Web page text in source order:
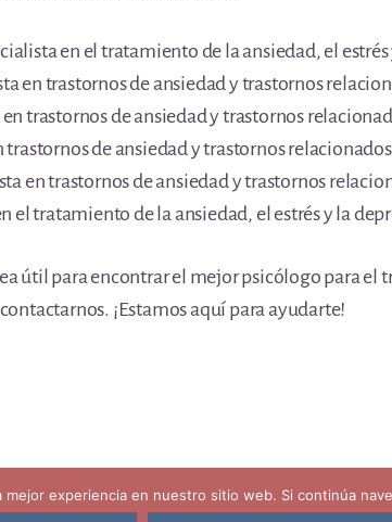
en el tratamiento de la ansiedad, el
en trastornos de ansiedad y trastornos
trastornos de ansiedad y trastornos
de ansiedad y trastornos
en trastornos de ansiedad y trastornos
el tratamiento de la ansiedad, el estrés y la
útil para encontrar el mejor psicólogo para el
¡Estamos aquí para ayudarte!
experiencia en nuestro sitio web. Si continúa